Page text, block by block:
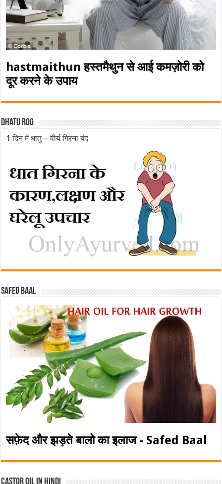
hastmaithun हस्तमैथुन से आई कमज़ोरी को
दूर करने के उपाय
Dhatu rog
1 दिन में धातु – वीर्य गिरना बंद
Safed baal
सफ़ेद और झड़ते बालो का इलाज - Safed Baal